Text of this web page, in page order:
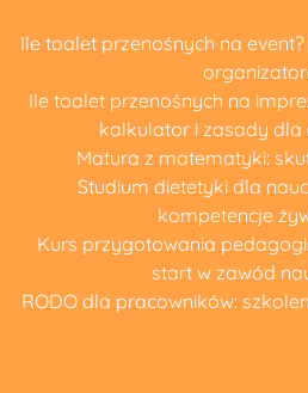
Ile toalet przenośnych na
Ile toalet przenośnych na
kalkulator i zasady
Matura z matematyki:
Studium dietetyki dla
kompetencje
Kurs przygotowania
start w zawód
RODO dla pracowników: